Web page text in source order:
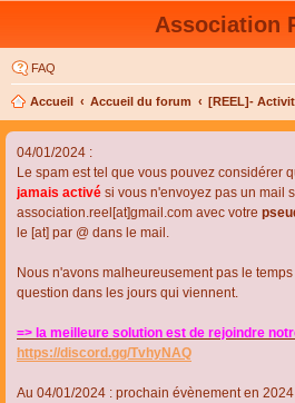
Association
FAQ
Accueil Accueil du forum [REEL]-
04/01/2024 :
Le spam est tel que vous pouvez considérer
jamais activé si vous n'envoyez pas un mail
association.reel[at]gmail.com avec votre
le [at] par @ dans le mail.
Nous n'avons malheureusement pas le
question dans les jours qui viennent.
=> la meilleure solution est de rejoindre
https://discord.gg/TvhyNAQ
Au 04/01/2024 : prochain évènement en 2024